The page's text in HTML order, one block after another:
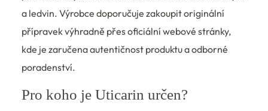
a ledvin. Výrobce doporučuje zakoupit originální
přípravek výhradně přes oficiální webové stránky,
kde je zaručena autentičnost produktu a odborné
poradenství.
Pro koho je Uticarin určen?